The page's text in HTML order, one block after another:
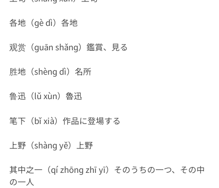
各地（ɡè dì）各地
观赏（ɡuān shǎnɡ）鑑賞、見る
胜地（shènɡ dì）名所
鲁迅（lǔ xùn）魯迅
笔下（bǐ xià）作品に登場する
上野（shànɡ yě）上野
其中之一（qí zhōnɡ zhī yī）そのうちの一つ、その中
の一人